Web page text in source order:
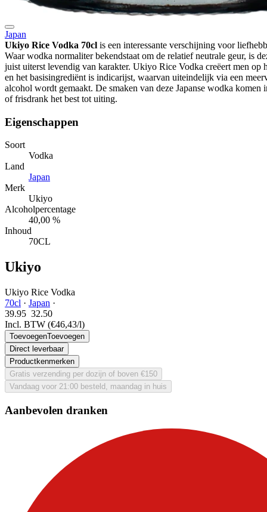
Japan
Ukiyo Rice Vodka 70cl is een interessante verschijning voor
Waar wodka normaliter bekendstaat om de relatief neutrale geur, is
juist uiterst levendig van karakter. Ukiyo Rice Vodka creëert men op
en het basisingrediënt is indicarijst, waarvan uiteindelijk via een
alcohol wordt gemaakt. De smaken van deze Japanse wodka komen
of frisdrank het best tot uiting.
Eigenschappen
Soort
Vodka
Land
Japan
Merk
Ukiyo
Alcoholpercentage
40,00 %
Inhoud
70CL
Ukiyo
Ukiyo Rice Vodka
70cl · Japan ·
39.95 32.50
Incl. BTW (€46,43/l)
ToevoegenToevoegen
Direct leverbaar
Productkenmerken
Gratis verzending per dozijn of boven €150
Vandaag voor 21:00 besteld, maandag in huis
Aanbevolen dranken